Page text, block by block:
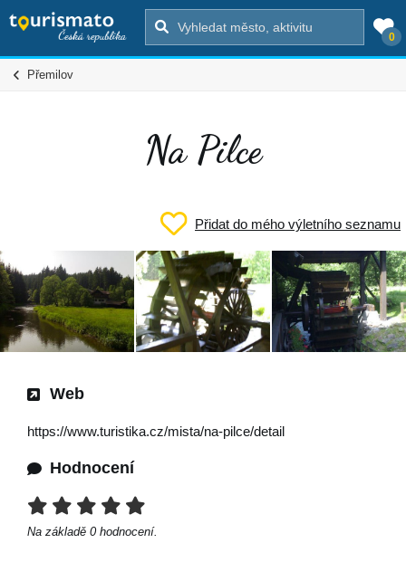
0
Přemilov
Na Pilce
Přidat do mého výletního seznamu
Web
https://www.turistika.cz/mista/na-pilce/detail
Hodnocení
Na základě 0 hodnocení.